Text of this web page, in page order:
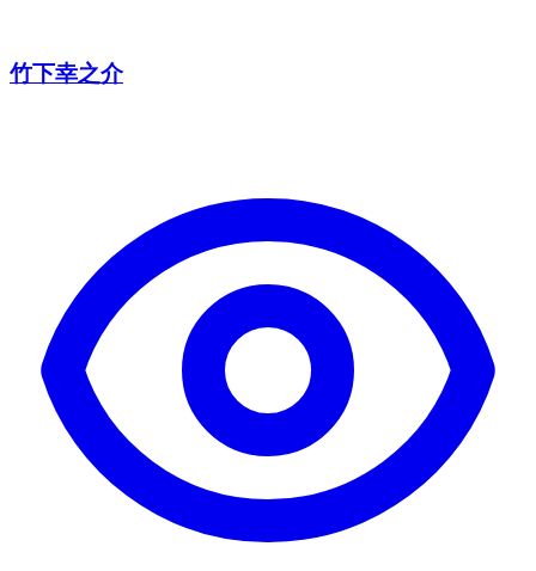
竹下幸之介